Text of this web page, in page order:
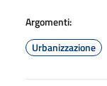
Argomenti:
Urbanizzazione